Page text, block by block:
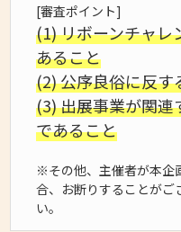
[審査ポイント]
(1) リボーンチャ
あること
(2) 公序良俗に反
(3) 出展事業が関
であること
※その他、主催者が本企
合、お断りすることがご
い。